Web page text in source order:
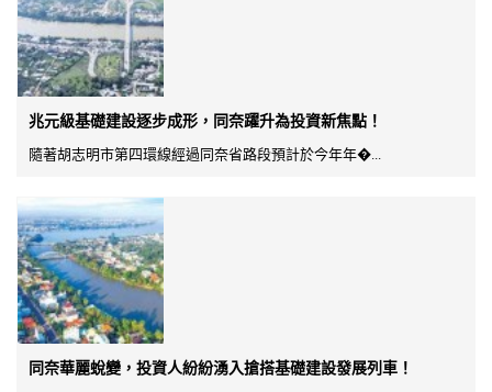
兆元級基礎建設逐步成形，同奈躍升為投資新焦點！
隨著胡志明市第四環線經過同奈省路段預計於今年年�...
同奈華麗蛻變，投資人紛紛湧入搶搭基礎建設發展列車！